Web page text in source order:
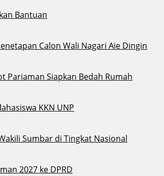
Bantuan
Calon Wali Nagari Aie Dingin
Pariaman Siapkan Bedah Rumah
KKN UNP
Sumbar di Tingkat Nasional
2027 ke DPRD